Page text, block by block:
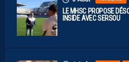
LE MHSC PROPOSE
INSIDE AVEC SERSOU